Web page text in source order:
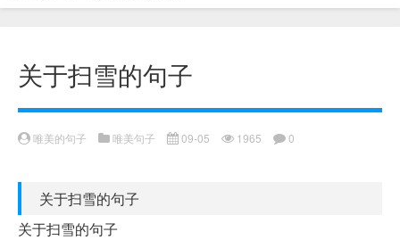
关于扫雪的句子
唯美的句子 唯美句子 09-05 1965 0
关于扫雪的句子
关于扫雪的句子